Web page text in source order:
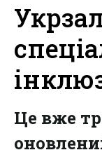
Це вже